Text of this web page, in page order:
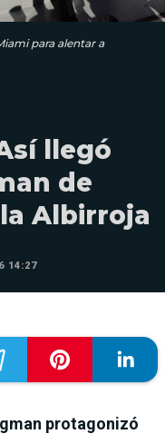
para alentar a
llegó
de
Albirroja
14:27
protagonizó